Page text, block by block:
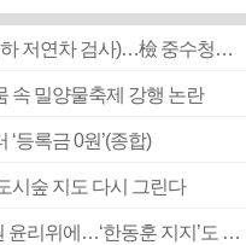
■ 검사 신분 버리고 직급하향(10년 이하 저연차 검사)…檢 중수청행 기피
속 밀양물축제 강행 논란
등록금 0원’(종합)
시숲 지도 다시 그린다
■ 국힘 부산시당, ‘정이한 조력’ 시의원 윤리위에…‘한동훈 지지’도 신고접수